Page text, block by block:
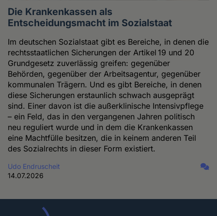
Die Krankenkassen als
Entscheidungsmacht im Sozialstaat
Im deutschen Sozialstaat gibt es Bereiche, in denen die
rechtsstaatlichen Sicherungen der Artikel 19 und 20
Grundgesetz zuverlässig greifen: gegenüber
Behörden, gegenüber der Arbeitsagentur, gegenüber
kommunalen Trägern. Und es gibt Bereiche, in denen
diese Sicherungen erstaunlich schwach ausgeprägt
sind. Einer davon ist die außerklinische Intensivpflege
– ein Feld, das in den vergangenen Jahren politisch
neu reguliert wurde und in dem die Krankenkassen
eine Machtfülle besitzen, die in keinem anderen Teil
des Sozialrechts in dieser Form existiert.
Udo Endruscheit
14.07.2026